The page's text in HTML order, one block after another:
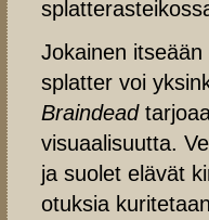
Jokainen
splatter voi
Braindead
visuaalisuutta.
ja suolet elävät
otuksia